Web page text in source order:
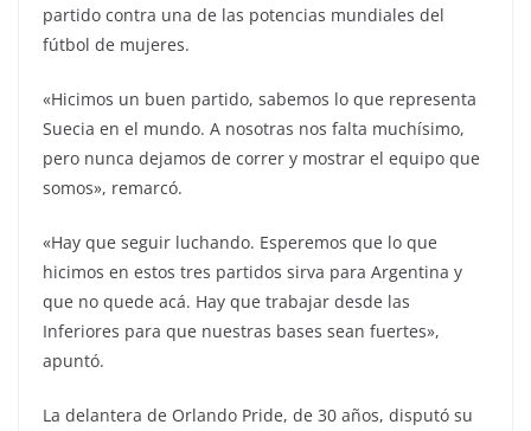
partido contra una de las potencias mundiales del
fútbol de mujeres.
«Hicimos un buen partido, sabemos lo que representa
Suecia en el mundo. A nosotras nos falta muchísimo,
pero nunca dejamos de correr y mostrar el equipo que
somos», remarcó.
«Hay que seguir luchando. Esperemos que lo que
hicimos en estos tres partidos sirva para Argentina y
que no quede acá. Hay que trabajar desde las
Inferiores para que nuestras bases sean fuertes»,
apuntó.
La delantera de Orlando Pride, de 30 años, disputó su